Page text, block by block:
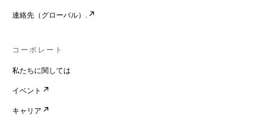
連絡先（グローバル）.
コーポレート
私たちに関しては
イベント
キャリア